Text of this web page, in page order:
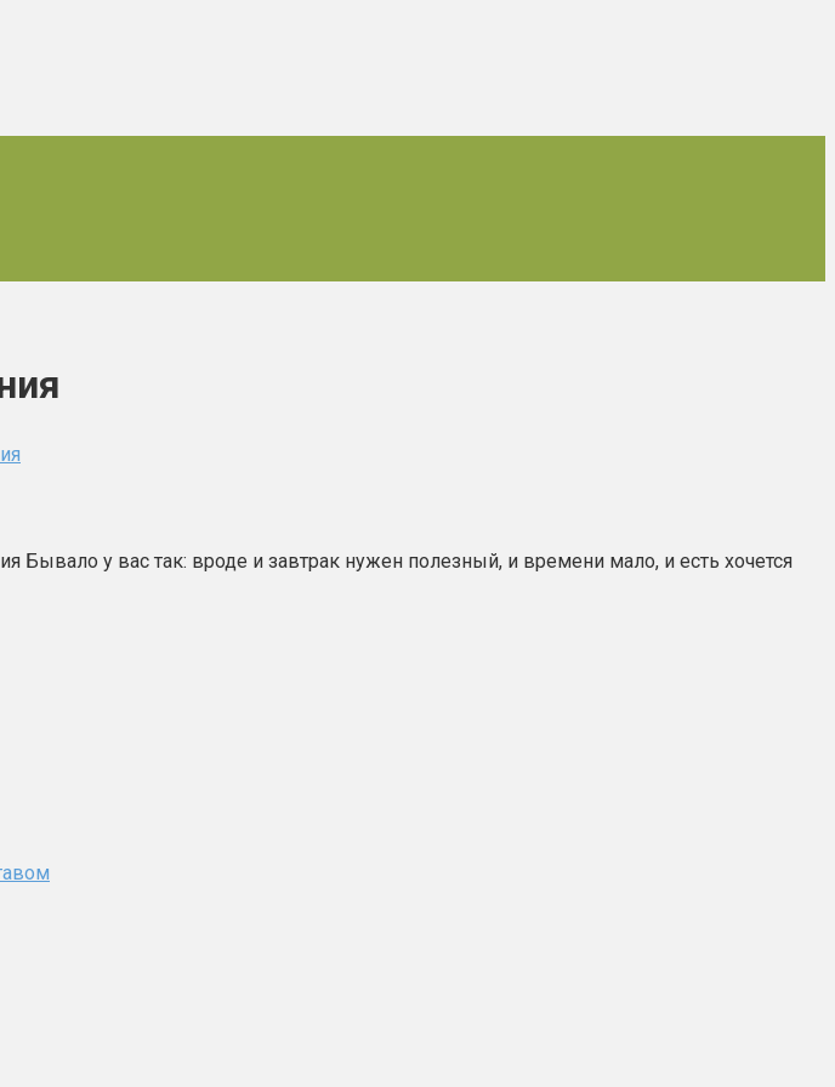
Бывало у вас так: вроде и завтрак нужен полезный, и времени мало, и есть хочется